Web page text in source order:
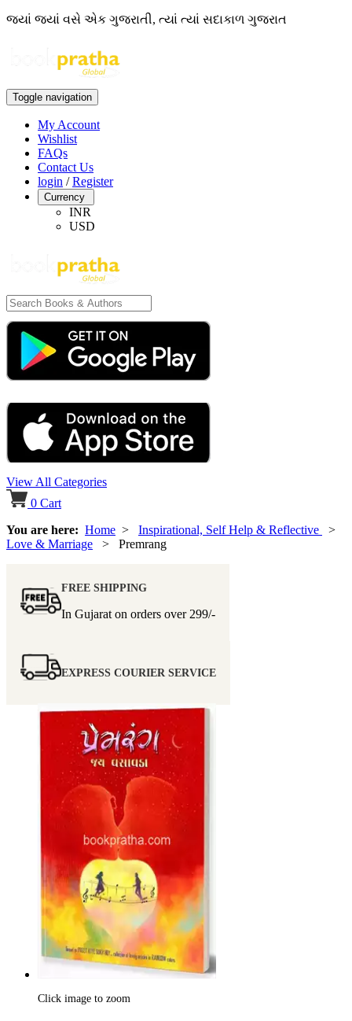
જ્યાં જ્યાં વસે એક ગુજરાતી, ત્યાં ત્યાં સદાકાળ ગુજરાત
Toggle navigation
My Account
Wishlist
FAQs
Contact Us
login /Register
Currency
INR
USD
View All Categories
0 Cart
You are here: Home > Inspirational, Self Help & Reflective
>
Love & Marriage > Premrang
FREE SHIPPING
In Gujarat on orders over 299/-
EXPRESS COURIER SERVICE
Click image to zoom